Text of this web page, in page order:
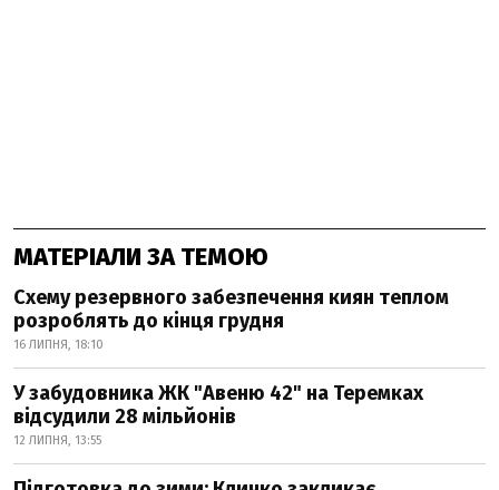
МАТЕРІАЛИ ЗА ТЕМОЮ
Схему резервного забезпечення киян теплом
розроблять до кінця грудня
16 ЛИПНЯ, 18:10
У забудовника ЖК "Авеню 42" на Теремках
відсудили 28 мільйонів
12 ЛИПНЯ, 13:55